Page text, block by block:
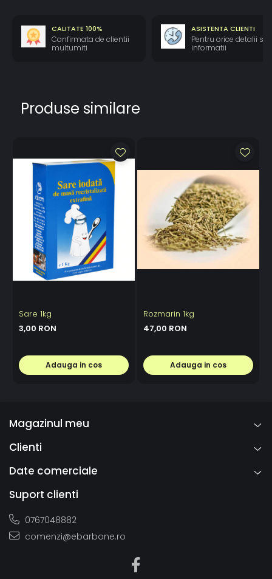
CALITATE 100%
Confirmata de clientii
multumiti
ASISTENTA CLIENTI
Pentru orice detalii si
informatii
Produse similare
Sare 1kg
3,00 RON
Adauga in cos
Rozmarin 1kg
47,00 RON
Adauga in cos
Magazinul meu
Clienti
Date comerciale
Suport clienti
0767048882
comenzi@ebarbone.ro